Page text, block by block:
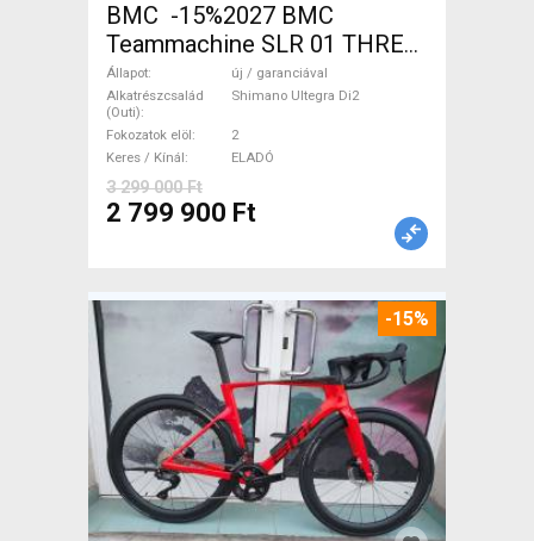
BMC -15%2027 BMC
Teammachine SLR 01 THREE
Ultegra Di2 Országúti
Shimano Ultegra Di2 tárcsafék
új / garanciával ELADÓ
Állapot
új / garanciával
Alkatrészcsalád
(Outi)
Shimano Ultegra Di2
Fokozatok elöl
2
Keres / Kínál
ELADÓ
3 299 000 Ft
2 799 900 Ft
-15%